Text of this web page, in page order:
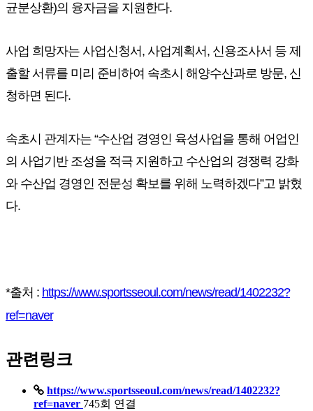
균분상환)의 융자금을 지원한다.
사업 희망자는 사업신청서, 사업계획서, 신용조사서 등 제
출할 서류를 미리 준비하여 속초시 해양수산과로 방문, 신
청하면 된다.
속초시 관계자는 “수산업 경영인 육성사업을 통해 어업인
의 사업기반 조성을 적극 지원하고 수산업의 경쟁력 강화
와 수산업 경영인 전문성 확보를 위해 노력하겠다”고 밝혔
다.
*출처 : https://www.sportsseoul.com/news/read/1402232?
ref=naver
관련링크
https://www.sportsseoul.com/news/read/1402232?
ref=naver 745회 연결